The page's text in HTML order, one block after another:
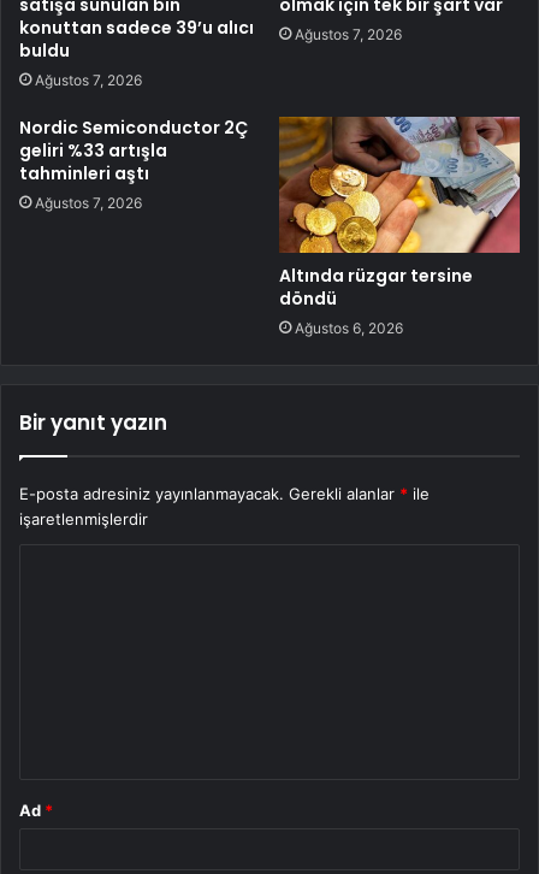
satışa sunulan bin
konuttan sadece 39’u alıcı
buldu
Ağustos 7, 2026
olmak için tek bir şart var
Ağustos 7, 2026
Nordic Semiconductor 2Ç
geliri %33 artışla
tahminleri aştı
Ağustos 7, 2026
Altında rüzgar tersine
döndü
Ağustos 6, 2026
Bir yanıt yazın
E-posta adresiniz yayınlanmayacak. Gerekli alanlar * ile
işaretlenmişlerdir
Ad *